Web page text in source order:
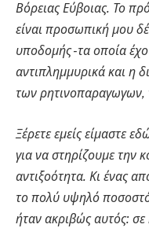
Βόρειας Εύβοιας. Το
είναι προσωπική μου
υποδομής -τα οποία
αντιπλημμυρικά και η
των ρητινοπαραγωγων,
Ξέρετε εμείς είμαστε
για να στηρίζουμε την
αντιξοότητα. Κι ένας
το πολύ υψηλό
ήταν ακριβώς αυτός: